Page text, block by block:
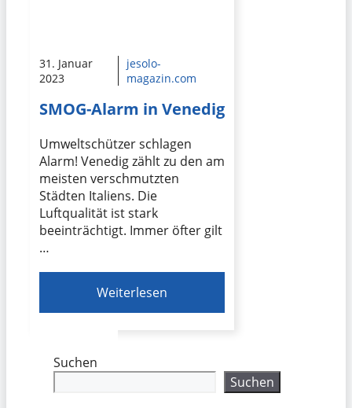
31. Januar
2023
jesolo-
magazin.com
SMOG-Alarm in Venedig
Umweltschützer schlagen
Alarm! Venedig zählt zu den am
meisten verschmutzten
Städten Italiens. Die
Luftqualität ist stark
beeinträchtigt. Immer öfter gilt
…
Weiterlesen
Suchen
Suchen